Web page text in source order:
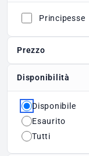
Principesse
Prezzo
Disponibilità
Disponibile
Esaurito
Tutti